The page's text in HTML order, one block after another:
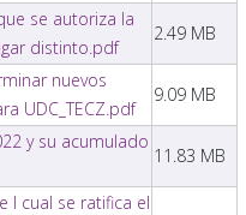
se autoriza la
distinto.pdf
2.49 MB
nuevos
UDC_TECZ.pdf
9.09 MB
y su acumulado
11.83 MB
l cual se ratifica el